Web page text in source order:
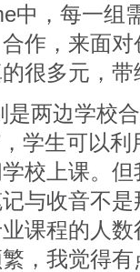
中，每一组
作，来面
很多元，
是两边学校
学生可以
校上课。
与收音不
课程的人
，我觉得